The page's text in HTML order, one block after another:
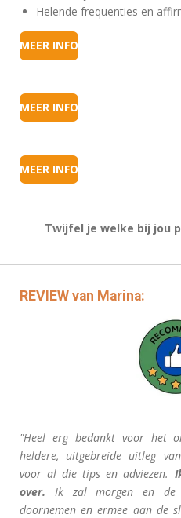
Helende frequenties en
MEER INFO
MEER INFO
MEER INFO
Twijfel je welke bij jou
REVIEW van Marina:
"Heel erg bedankt voor het
heldere, uitgebreide uitleg
voor al die tips en adviezen.
over. Ik zal morgen en de
doornemen en ermee aan de